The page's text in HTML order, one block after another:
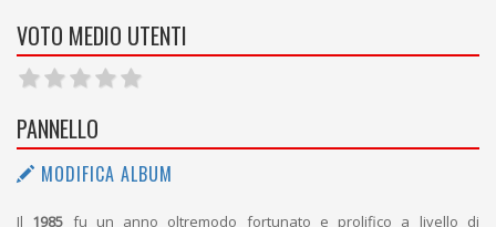
VOTO MEDIO UTENTI
PANNELLO
MODIFICA ALBUM
Il 1985 fu un anno oltremodo fortunato e prolifico a livello di